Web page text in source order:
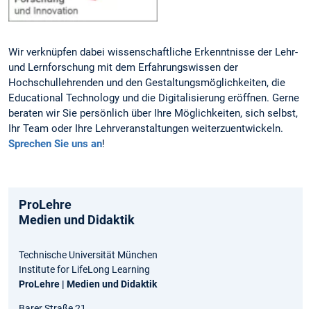
Wir verknüpfen dabei wissenschaftliche Erkenntnisse der Lehr-
und Lernforschung mit dem Erfahrungswissen der
Hochschullehrenden und den Gestaltungsmöglichkeiten, die
Educational Technology und die Digitalisierung eröffnen. Gerne
beraten wir Sie persönlich über Ihre Möglichkeiten, sich selbst,
Ihr Team oder Ihre Lehrveranstaltungen weiterzuentwickeln.
Sprechen Sie uns an!
ProLehre
Medien und Didaktik
Technische Universität München
Institute for LifeLong Learning
ProLehre | Medien und Didaktik